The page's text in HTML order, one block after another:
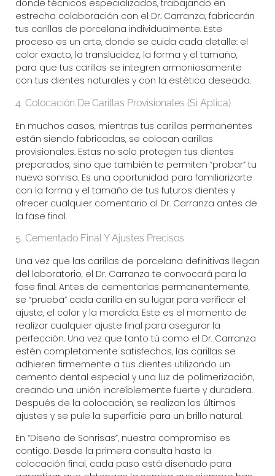
donde técnicos especializados, trabajando en
estrecha colaboración con el Dr. Carranza, fabricarán
tus carillas de porcelana individualmente. Este
proceso es un arte, donde se cuida cada detalle: el
color exacto, la translucidez, la forma y el tamaño,
para que tus carillas se integren armoniosamente
con tus dientes naturales y con la estética deseada.
4. Colocación De Carillas Provisionales (Si Aplica)
En muchos casos, mientras tus carillas permanentes
están siendo fabricadas, se colocan carillas
provisionales. Estas no solo protegen tus dientes
preparados, sino que también te permiten “probar” tu
nueva sonrisa. Es una oportunidad para familiarizarte
con la forma y el tamaño de tus futuros dientes y
ofrecer cualquier comentario al Dr. Carranza antes de
la fase final.
5. Cementado Final Y Ajustes Precisos
Una vez que las carillas de porcelana definitivas llegan
del laboratorio, el Dr. Carranza te convocará para la
fase final. Antes de cementarlas permanentemente,
se “prueba” cada carilla en su lugar para verificar el
ajuste, el color y la mordida. Este es el momento de
realizar cualquier ajuste final para asegurar la
perfección. Una vez que tanto tú como el Dr. Carranza
estén completamente satisfechos, las carillas se
adhieren firmemente a tus dientes utilizando un
cemento dental especial y una luz de polimerización,
creando una unión increíblemente fuerte y duradera.
Después de la colocación, se realizan los últimos
ajustes y se pule la superficie para un brillo natural.
En “Diseño de Sonrisas”, nuestro compromiso es
contigo. Desde la primera consulta hasta la
colocación final, cada paso está diseñado para